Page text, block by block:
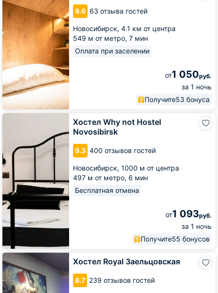
9.6 63 отзыва гостей
Новосибирск, 4.1 км от центра
549 м от метро, 7 мин
Оплата при заселении
от1 050руб.
за 1 ночь
Получите53 бонуса
Lock
Хостел Why not Hostel
Novosibirsk
9.3 400 отзывов гостей
Новосибирск, 1000 м от центра
497 м от метро, 6 мин
Бесплатная отмена
от1 093руб.
за 1 ночь
Получите55 бонусов
Хостел
Novosibirsk
Хостел Royal Заельцовская
8.7 239 отзывов гостей
Хостел
Royal
Заельцовская